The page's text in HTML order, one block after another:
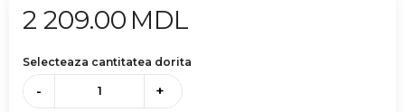
2 209.00 MDL
Selecteaza cantitatea dorita
- +